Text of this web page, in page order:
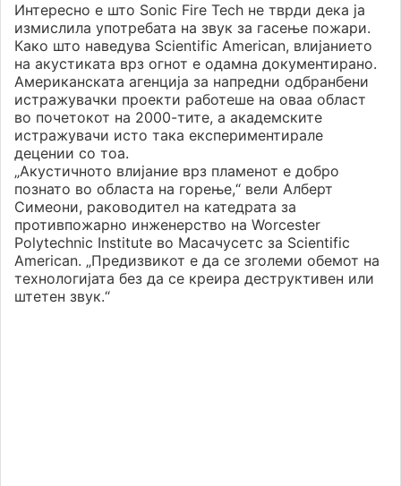
Интересно е што Sonic Fire Tech не тврди дека ја
измислила употребата на звук за гасење пожари.
Како што наведува Scientific American, влијанието
на акустиката врз огнот е одамна документирано.
Американската агенција за напредни одбранбени
истражувачки проекти работеше на оваа област
во почетокот на 2000-тите, а академските
истражувачи исто така експериментирале
децении со тоа.
„Акустичното влијание врз пламенот е добро
познато во областа на горење,“ вели Алберт
Симеони, раководител на катедрата за
противпожарно инженерство на Worcester
Polytechnic Institute во Масачусетс за Scientific
American. „Предизвикот е да се зголеми обемот на
технологијата без да се креира деструктивен или
штетен звук.“